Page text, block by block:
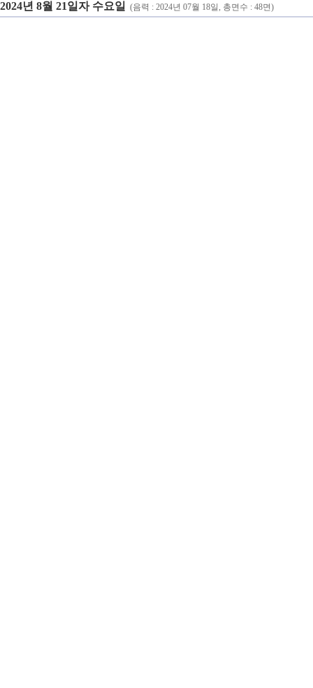
2024년 8월 21일자 수요일 (음력 : 2024년 07월 18일, 총면수 : 48면)